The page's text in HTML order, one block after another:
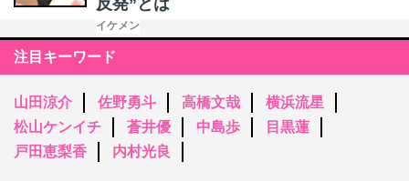
反発”とは
イケメン
注目キーワード
山田涼介 佐野勇斗 高橋文哉
横浜流星
松山ケンイチ
蒼井優 中島歩
目黒蓮
戸田恵梨香
内村光良